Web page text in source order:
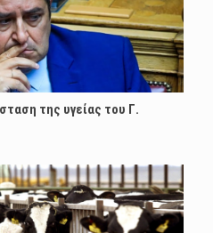
της υγείας του Γ.